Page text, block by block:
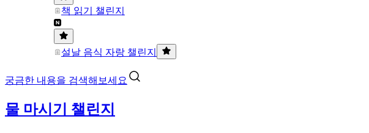
책 읽기 챌린지
설날 음식 자랑 챌린지
궁금한 내용을 검색해보세요
물 마시기 챌린지